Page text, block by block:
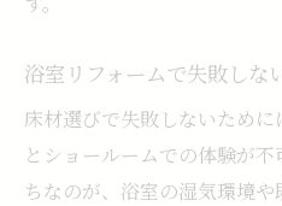
浴室リフォームで失敗しな
床材選びで失敗しないため
とショールームでの体験が
ちなのが、浴室の湿気環境